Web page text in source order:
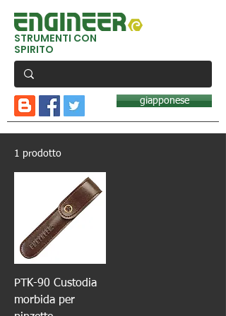
STRUMENTI CON
SPIRITO
giapponese
1 prodotto
PTK-90 Custodia
morbida per